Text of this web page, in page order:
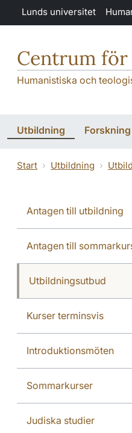
Hoppa till huvudinnehåll
Lunds universitet
Centrum
Humanistiska och
Utbildning Forskning
Start Utbildning
Antagen till utbildning
Antagen till
Utbildningsutbud
Kurser terminsvis
Introduktionsmöten
Sommarkurser
Judiska studier